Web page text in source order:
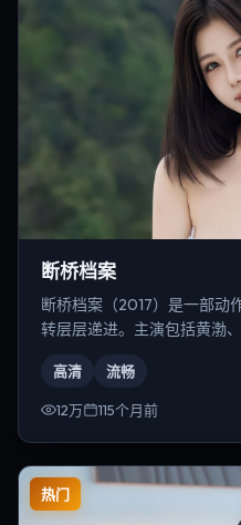
断桥档案
断桥档案（2017）是一部动
转层层递进。主演包括黄渤
高清 流畅
12万 115个月前
热门